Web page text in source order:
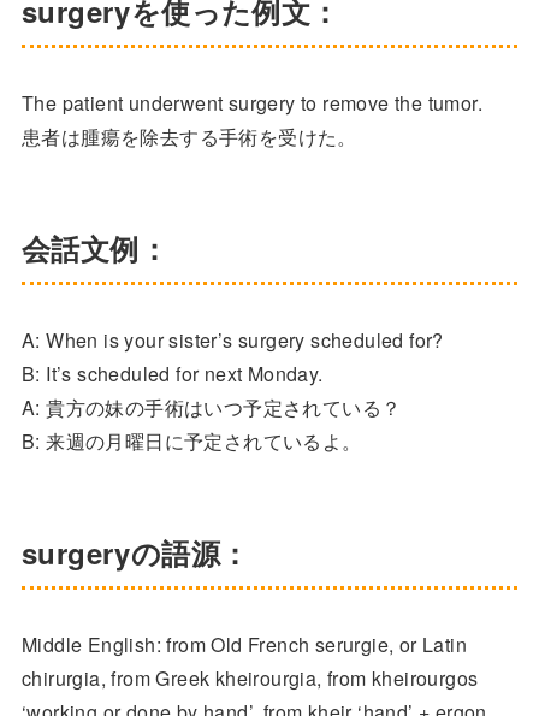
surgeryを使った例文：
The patient underwent surgery to remove the tumor.
患者は腫瘍を除去する手術を受けた。
会話文例：
A: When is your sister’s surgery scheduled for?
B: It’s scheduled for next Monday.
A: 貴方の妹の手術はいつ予定されている？
B: 来週の月曜日に予定されているよ。
surgeryの語源：
Middle English: from Old French serurgie, or Latin
chirurgia, from Greek kheirourgia, from kheirourgos